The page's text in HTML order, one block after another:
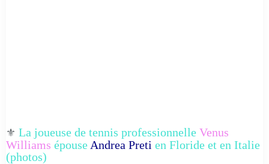
⚜️ La joueuse de tennis professionnelle Venus
Williams épouse Andrea Preti en Floride et en Italie
(photos)